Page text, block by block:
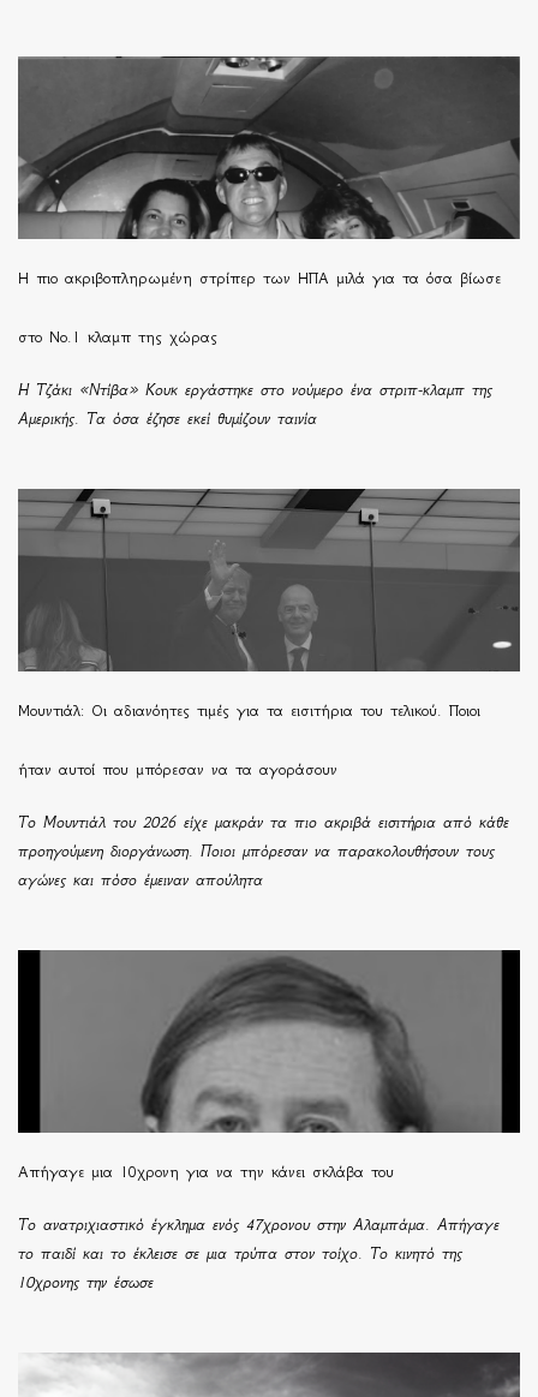
H πιο ακριβοπληρωμένη στρίπερ των ΗΠΑ μιλά για τα όσα βίωσε
στο Νο.1 κλαμπ της χώρας
Η Τζάκι «Ντίβα» Κουκ εργάστηκε στο νούμερο ένα στριπ-κλαμπ της
Αμερικής. Τα όσα έζησε εκεί θυμίζουν ταινία
Μουντιάλ: Οι αδιανόητες τιμές για τα εισιτήρια του τελικού. Ποιοι
ήταν αυτοί που μπόρεσαν να τα αγοράσουν
Το Μουντιάλ του 2026 είχε μακράν τα πιο ακριβά εισιτήρια από κάθε
προηγούμενη διοργάνωση. Ποιοι μπόρεσαν να παρακολουθήσουν τους
αγώνες και πόσο έμειναν απούλητα
Απήγαγε μια 10χρονη για να την κάνει σκλάβα του
Το ανατριχιαστικό έγκλημα ενός 47χρονου στην Αλαμπάμα. Απήγαγε
το παιδί και το έκλεισε σε μια τρύπα στον τοίχο. Το κινητό της
10χρονης την έσωσε